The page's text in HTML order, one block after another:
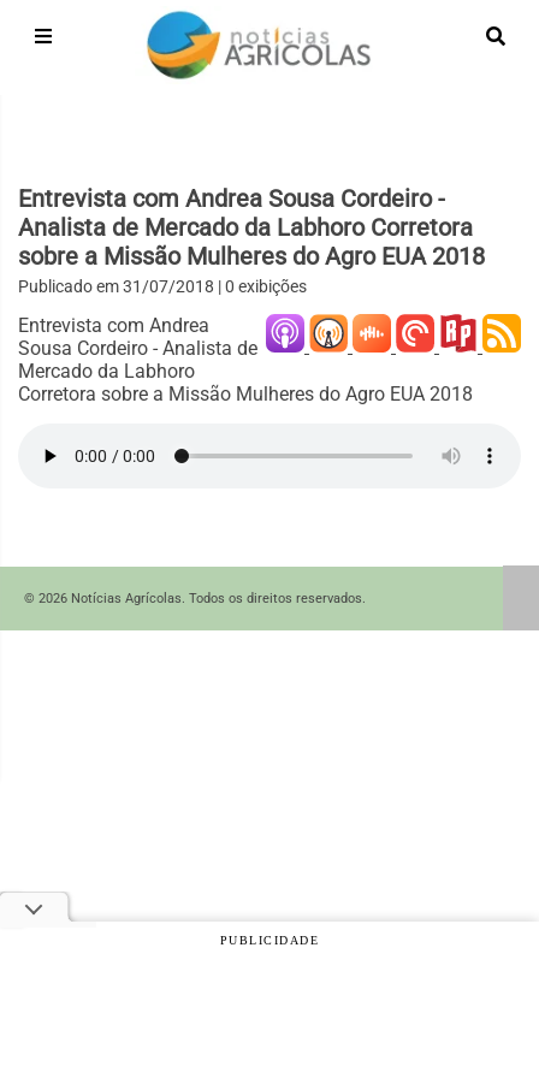
Entrevista com Andrea Sousa Cordeiro -
Analista de Mercado da Labhoro Corretora
sobre a Missão Mulheres do Agro EUA 2018
Publicado em31/07/2018 | 0 exibições
Entrevista com Andrea
Sousa Cordeiro - Analista de
Mercado da Labhoro
Corretora sobre a Missão Mulheres do Agro EUA 2018
© 2026 Notícias Agrícolas. Todos os direitos reservados.
PUBLICIDADE